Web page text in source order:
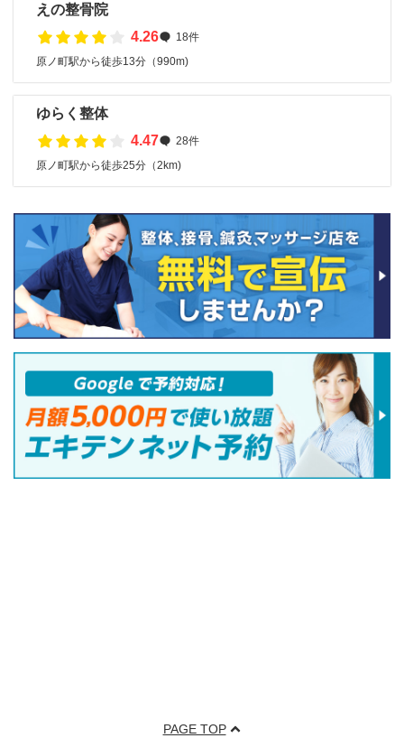
えの整骨院
4.26
18件
原ノ町駅から徒歩13分（990m)
ゆらく整体
4.47
28件
原ノ町駅から徒歩25分（2km)
PAGE TOP